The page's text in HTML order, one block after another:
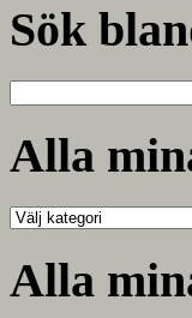
Sök
efter:
Alla
Alla
kategorier
Alla